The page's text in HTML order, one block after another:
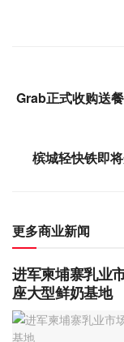
Grab正式收购送
槟城轻快铁即
更多商业新闻
进军柬埔寨乳业
座大型鲜奶基地